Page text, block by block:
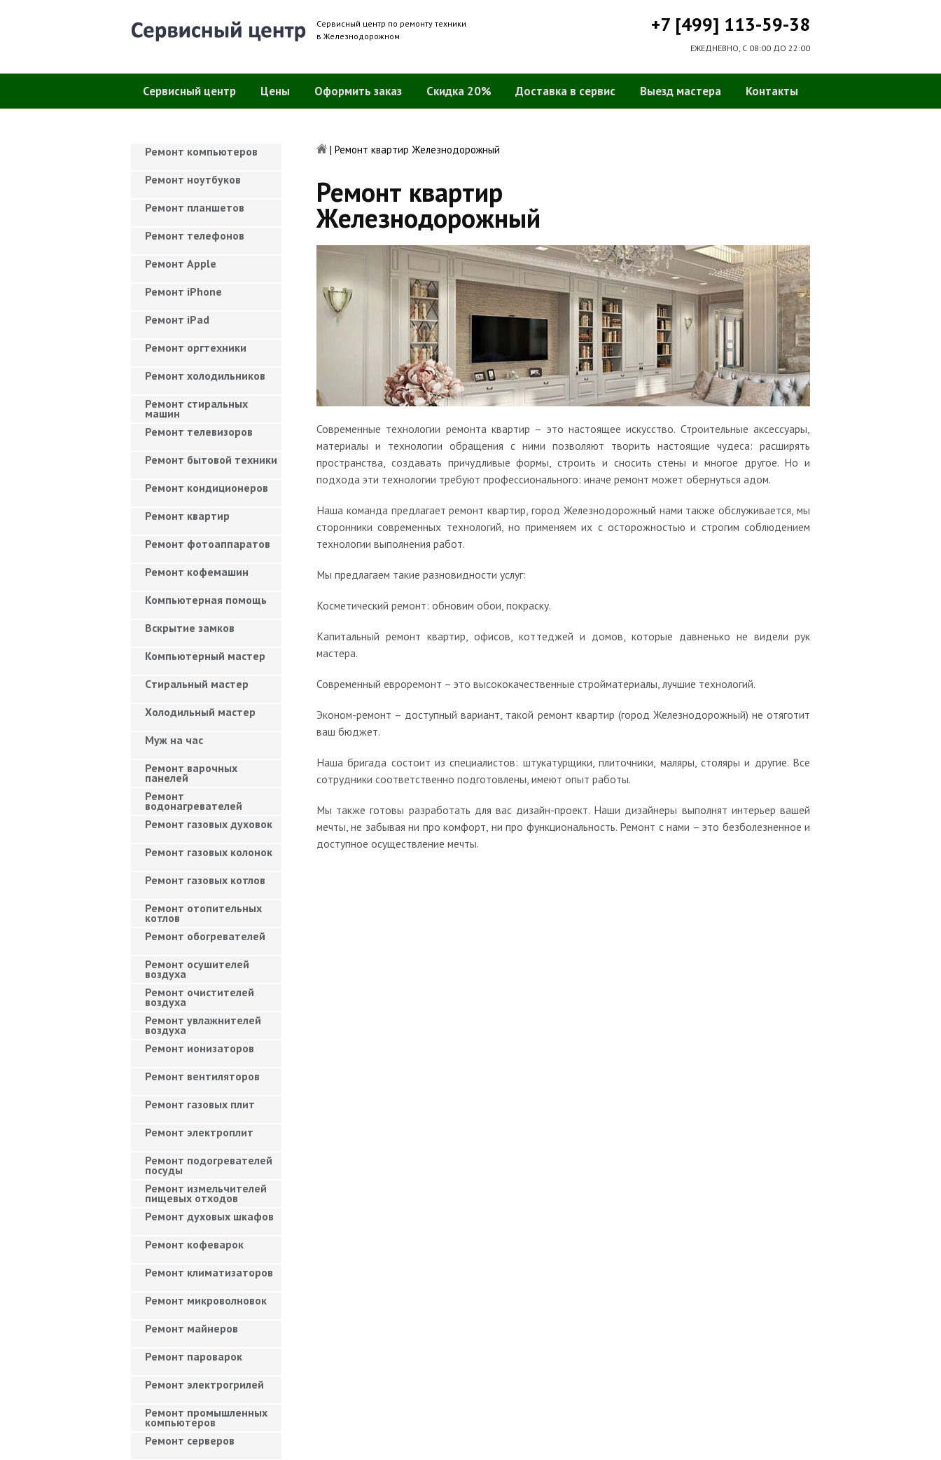
Сервисный центр по ремонту техники
в Железнодорожном
+7 [499] 113-59-38
ЕЖЕДНЕВНО, С 08:00 ДО 22:00
Сервисный центр Цены Оформить заказ Скидка 20% Доставка в сервис Выезд мастера Контакты
| Ремонт квартир Железнодорожный
Ремонт квартир
Железнодорожный
Современные технологии ремонта квартир – это настоящее искусство. Строительные аксессуары,
материалы и технологии обращения с ними позволяют творить настоящие чудеса: расширять
пространства, создавать причудливые формы, строить и сносить стены и многое другое. Но и
подхода эти технологии требуют профессионального: иначе ремонт может обернуться адом.
Наша команда предлагает ремонт квартир, город Железнодорожный нами также обслуживается, мы
сторонники современных технологий, но применяем их с осторожностью и строгим соблюдением
технологии выполнения работ.
Мы предлагаем такие разновидности услуг:
Косметический ремонт: обновим обои, покраску.
Капитальный ремонт квартир, офисов, коттеджей и домов, которые давненько не видели рук
мастера.
Современный евроремонт – это высококачественные стройматериалы, лучшие технологий.
Эконом-ремонт – доступный вариант, такой ремонт квартир (город Железнодорожный) не отяготит
ваш бюджет.
Наша бригада состоит из специалистов: штукатурщики, плиточники, маляры, столяры и другие. Все
сотрудники соответственно подготовлены, имеют опыт работы.
Мы также готовы разработать для вас дизайн-проект. Наши дизайнеры выполнят интерьер вашей
мечты, не забывая ни про комфорт, ни про функциональность. Ремонт с нами – это безболезненное и
доступное осуществление мечты.
Ремонт компьютеров
Ремонт ноутбуков
Ремонт планшетов
Ремонт телефонов
Ремонт Apple
Ремонт iPhone
Ремонт iPad
Ремонт оргтехники
Ремонт холодильников
Ремонт стиральных
машин
Ремонт телевизоров
Ремонт бытовой техники
Ремонт кондиционеров
Ремонт квартир
Ремонт фотоаппаратов
Ремонт кофемашин
Компьютерная помощь
Вскрытие замков
Компьютерный мастер
Cтиральный мастер
Холодильный мастер
Муж на час
Ремонт варочных
панелей
Ремонт
водонагревателей
Ремонт газовых духовок
Ремонт газовых колонок
Ремонт газовых котлов
Ремонт отопительных
котлов
Ремонт обогревателей
Ремонт осушителей
воздуха
Ремонт очистителей
воздуха
Ремонт увлажнителей
воздуха
Ремонт ионизаторов
Ремонт вентиляторов
Ремонт газовых плит
Ремонт электроплит
Ремонт подогревателей
посуды
Ремонт измельчителей
пищевых отходов
Ремонт духовых шкафов
Ремонт кофеварок
Ремонт климатизаторов
Ремонт микроволновок
Ремонт майнеров
Ремонт пароварок
Ремонт электрогрилей
Ремонт промышленных
компьютеров
Ремонт серверов